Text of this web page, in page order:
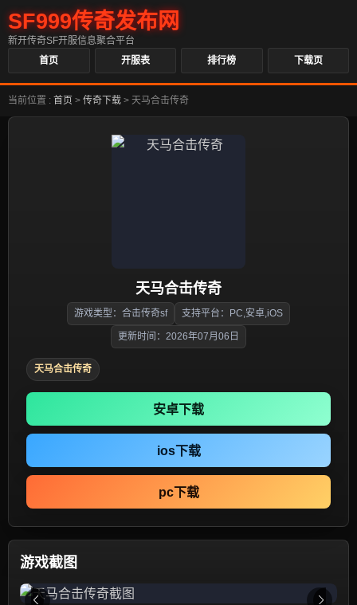
SF999传奇发布网
新开传奇SF开服信息聚合平台
首页
开服表 排行榜 下载页
当前位置 : 首页 > 传奇下载 > 天马合击传奇
天马合击传奇
游戏类型：合击传奇sf 支持平台：PC,安卓,iOS
更新时间：2026年07月06日
天马合击传奇
安卓下载
ios下载
pc下载
游戏截图